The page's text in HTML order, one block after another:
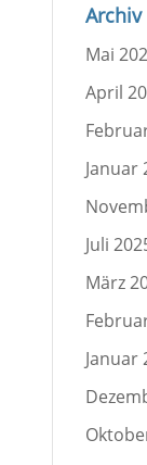
Archiv
Mai
April
Januar
Juli
März
Januar